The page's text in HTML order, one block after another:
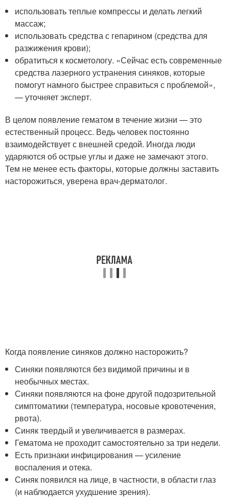
использовать теплые компрессы и делать легкий
массаж;
использовать средства с гепарином (средства для
разжижения крови);
обратиться к косметологу. «Сейчас есть современные
средства лазерного устранения синяков, которые
помогут намного быстрее справиться с проблемой»,
— уточняет эксперт.
В целом появление гематом в течение жизни — это
естественный процесс. Ведь человек постоянно
взаимодействует с внешней средой. Иногда люди
ударяются об острые углы и даже не замечают этого.
Тем не менее есть факторы, которые должны заставить
насторожиться, уверена врач-дерматолог.
Когда появление синяков должно насторожить?
Синяки появляются без видимой причины и в
необычных местах.
Синяки появляются на фоне другой подозрительной
симптоматики (температура, носовые кровотечения,
рвота).
Синяк твердый и увеличивается в размерах.
Гематома не проходит самостоятельно за три недели.
Есть признаки инфицирования — усиление
воспаления и отека.
Синяк появился на лице, в частности, в области глаз
(и наблюдается ухудшение зрения).